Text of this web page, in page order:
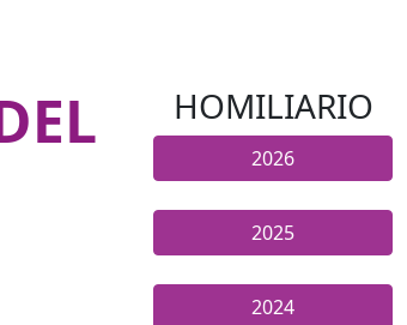
HOMILIARIO
2026
2025
2024